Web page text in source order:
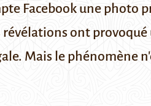
Facebook une photo
révélations ont provoqué
Mais le phénomène